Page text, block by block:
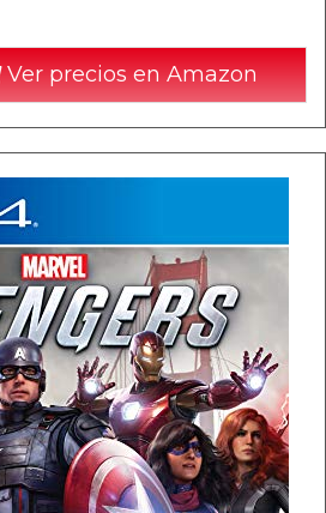
Ver precios en Amazon